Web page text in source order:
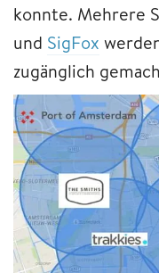
konnte. Mehrere
und SigFox
zugänglich